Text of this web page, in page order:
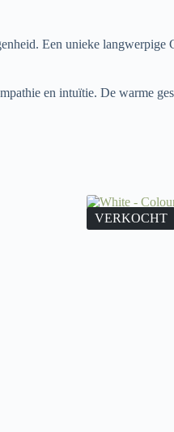
Een unieke langwerpige
en intuïtie. De warme
VERKOCHT